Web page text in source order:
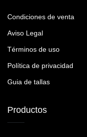
Condiciones de venta
Aviso Legal
Términos de uso
Política de privacidad
Guia de tallas
Productos